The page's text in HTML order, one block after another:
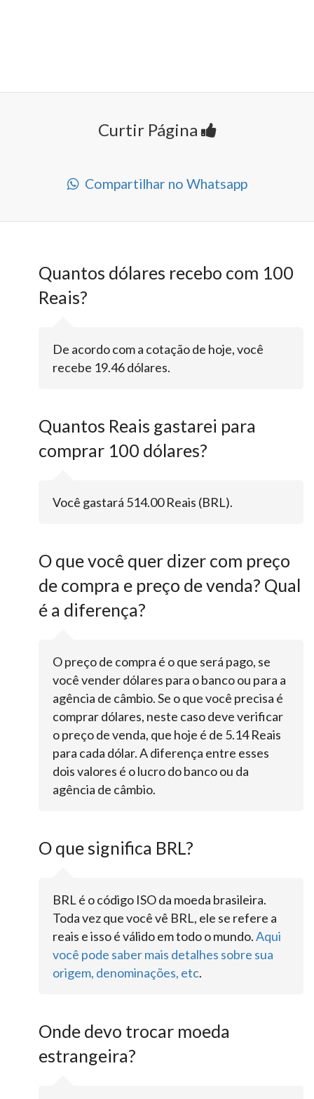
Curtir Página
Compartilhar no Whatsapp
Quantos dólares recebo com 100
Reais?
De acordo com a cotação de hoje, você
recebe 19.46 dólares.
Quantos Reais gastarei para
comprar 100 dólares?
Você gastará 514.00 Reais (BRL).
O que você quer dizer com preço
de compra e preço de venda? Qual
é a diferença?
O preço de compra é o que será pago, se
você vender dólares para o banco ou para a
agência de câmbio. Se o que você precisa é
comprar dólares, neste caso deve verificar
o preço de venda, que hoje é de 5.14 Reais
para cada dólar. A diferença entre esses
dois valores é o lucro do banco ou da
agência de câmbio.
O que significa BRL?
BRL é o código ISO da moeda brasileira.
Toda vez que você vê BRL, ele se refere a
reais e isso é válido em todo o mundo.Aqui
você pode saber mais detalhes sobre sua
origem, denominações, etc.
Onde devo trocar moeda
estrangeira?